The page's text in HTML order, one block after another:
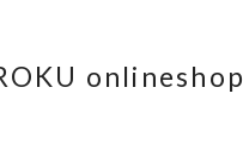
onlineshop